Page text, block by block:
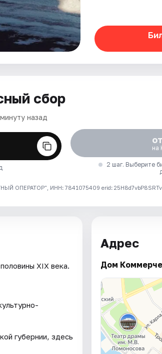
сбор
назад
на
2 шаг. Выберите
ОПЕРАТОР", ИНН: 7841075409 erid:
XIX века.
губернии, здесь
Адрес
Дом